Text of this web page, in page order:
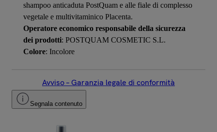
shampoo anticaduta PostQuam e alle fiale di complesso
vegetale e multivitaminico Placenta.
Operatore economico responsabile della sicurezza
dei prodotti: POSTQUAM COSMETIC S.L.
Colore: Incolore
Avviso – Garanzia legale di conformità
Segnala contenuto